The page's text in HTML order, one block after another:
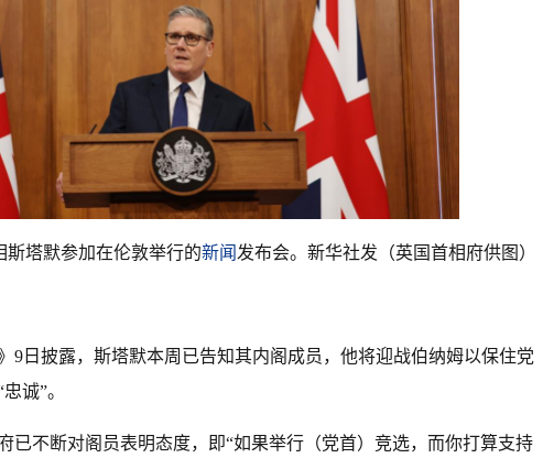
斯塔默参加在伦敦举行的新闻 发布会。新华社发（英国首相府供图）
9日披露，斯塔默本周已告知其内阁成员，他将迎战伯纳姆以保住党
诚”。
已不断对阁员表明态度，即“如果举行（党首）竞选，而你打算支持